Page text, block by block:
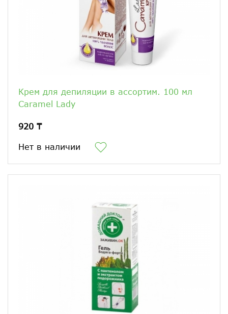
Крем для депиляции в ассортим. 100 мл
Caramel Lady
920 ₸
Нет в наличии